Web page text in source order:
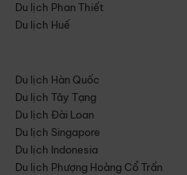
Du lịch Phan Thiết
Du lịch Huế
Du lịch Hàn Quốc
Du lịch Tây Tạng
Du lịch Đài Loan
Du lịch Singapore
Du lịch Indonesia
Du lịch Phượng Hoàng Cổ Trấn